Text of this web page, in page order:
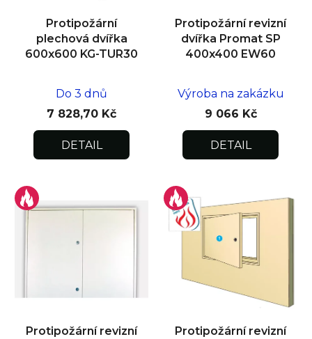
Protipožární
plechová dvířka
600x600 KG-TUR30
Do 3 dnů
7 828,70 Kč
DETAIL
Protipožární revizní
dvířka Promat SP
400x400 EW60
Výroba na zakázku
9 066 Kč
DETAIL
Protipožární revizní
Protipožární revizní